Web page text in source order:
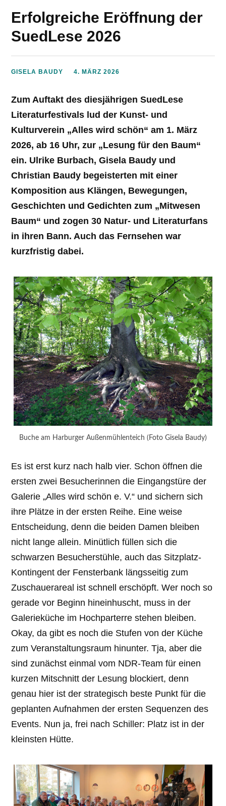
Erfolgreiche Eröffnung der
SuedLese 2026
GISELA BAUDY 4. MÄRZ 2026
Zum Auftakt des diesjährigen SuedLese
Literaturfestivals lud der Kunst- und
Kulturverein „Alles wird schön“ am 1. März
2026, ab 16 Uhr, zur „Lesung für den Baum“
ein. Ulrike Burbach, Gisela Baudy und
Christian Baudy begeisterten mit einer
Komposition aus Klängen, Bewegungen,
Geschichten und Gedichten zum „Mitwesen
Baum“ und zogen 30 Natur- und Literaturfans
in ihren Bann. Auch das Fernsehen war
kurzfristig dabei.
Buche am Harburger Außenmühlenteich (Foto Gisela Baudy)
Es ist erst kurz nach halb vier. Schon öffnen die
ersten zwei Besucherinnen die Eingangstüre der
Galerie „Alles wird schön e. V.“ und sichern sich
ihre Plätze in der ersten Reihe. Eine weise
Entscheidung, denn die beiden Damen bleiben
nicht lange allein. Minütlich füllen sich die
schwarzen Besucherstühle, auch das Sitzplatz-
Kontingent der Fensterbank längsseitig zum
Zuschauerareal ist schnell erschöpft. Wer noch so
gerade vor Beginn hineinhuscht, muss in der
Galerieküche im Hochparterre stehen bleiben.
Okay, da gibt es noch die Stufen von der Küche
zum Veranstaltungsraum hinunter. Tja, aber die
sind zunächst einmal vom NDR-Team für einen
kurzen Mitschnitt der Lesung blockiert, denn
genau hier ist der strategisch beste Punkt für die
geplanten Aufnahmen der ersten Sequenzen des
Events. Nun ja, frei nach Schiller: Platz ist in der
kleinsten Hütte.